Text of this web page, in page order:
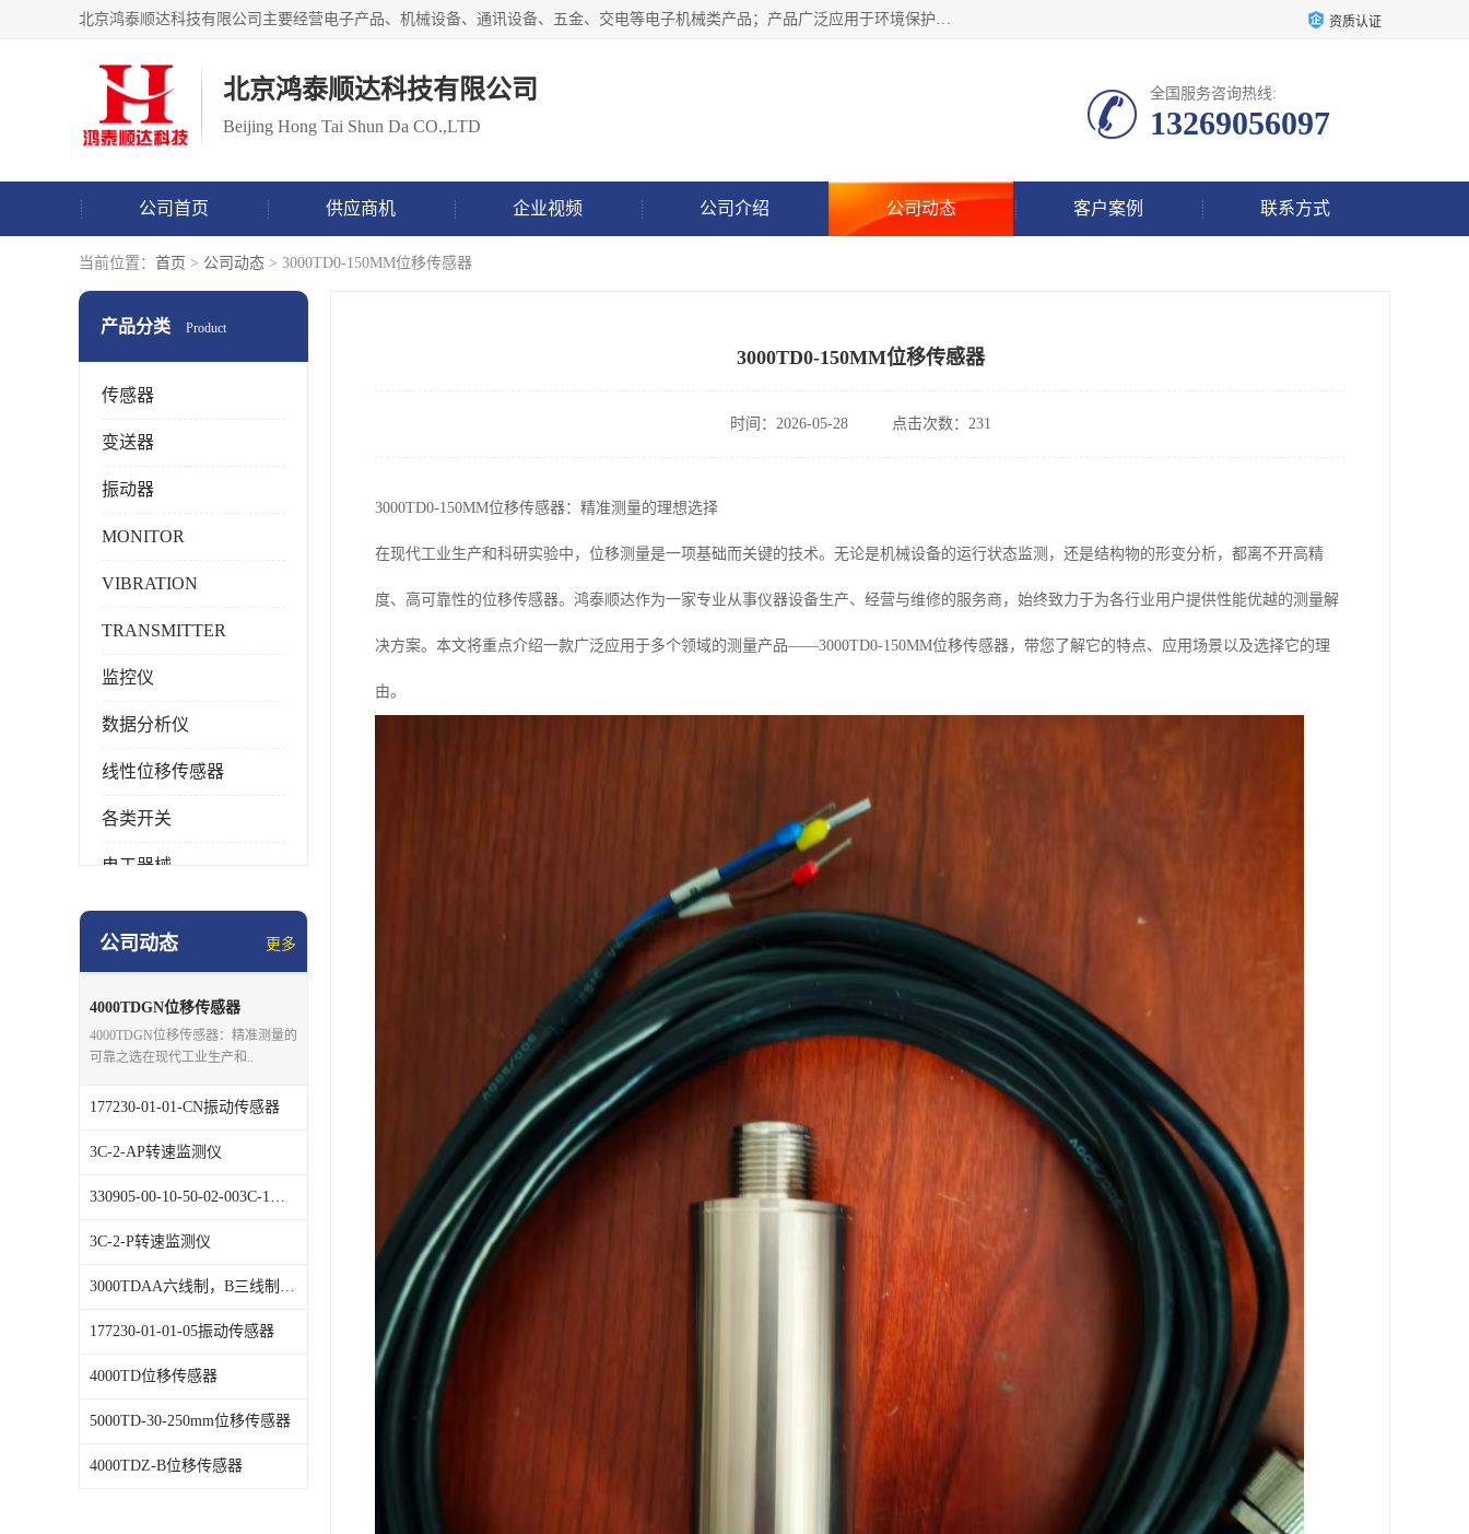
北京鸿泰顺达科技有限公司主要经营电子产品、机械设备、通讯设备、五金、交电等电子机械类产品；产品广泛应用于环境保护、石油化工、电力电子、冶金建筑、煤炭、农业、卫生防疫、教育科研等行业。并成功的与各地环境监测站、污水处理厂、卷烟厂、电厂、高校、科学院所、卫生防疫部门、煤矿、石化厂等用户建立了密切的合作关系。 资质认证
北京鸿泰顺达科技有限公司
Beijing Hong Tai Shun Da CO.,LTD
全国服务咨询热线:
13269056097
公司首页 供应商机 企业视频 公司介绍 公司动态 客户案例 联系方式
当前位置： 首页 > 公司动态 > 3000TD0-150MM位移传感器
产品分类 Product
传感器
变送器
振动器
MONITOR
VIBRATION
TRANSMITTER
监控仪
数据分析仪
线性位移传感器
各类开关
电工器械
模块化产品
特殊用处传感器
特殊用途变送器
公司动态 更多
4000TDGN位移传感器
4000TDGN位移传感器：精准测量的
可靠之选在现代工业生产和..
177230-01-01-CN振动传感器
3C-2-AP转速监测仪
330905-00-10-50-02-003C-1，振动传感器
3C-2-P转速监测仪
3000TDAA六线制，B三线制)位移传感器
177230-01-01-05振动传感器
4000TD位移传感器
5000TD-30-250mm位移传感器
4000TDZ-B位移传感器
3000TD0-150MM位移传感器
时间：2026-05-28 点击次数：231
3000TD0-150MM位移传感器：精准测量的理想选择
在现代工业生产和科研实验中，位移测量是一项基础而关键的技术。无论是机械设备的运行状态监测，还是结构物的形变分析，都离不开高精
度、高可靠性的位移传感器。鸿泰顺达作为一家专业从事仪器设备生产、经营与维修的服务商，始终致力于为各行业用户提供性能优越的测量解
决方案。本文将重点介绍一款广泛应用于多个领域的测量产品——3000TD0-150MM位移传感器，带您了解它的特点、应用场景以及选择它的理
由。